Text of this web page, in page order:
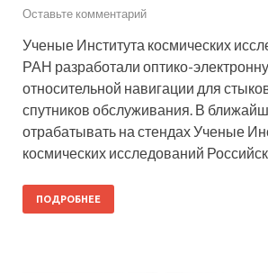
Оставьте комментарий
Ученые Института космических
РАН разработали оптико-
относительной навигации для
спутников обслуживания. В
отрабатывать на стендах Ученые
космических исследований
ПОДРОБНЕЕ